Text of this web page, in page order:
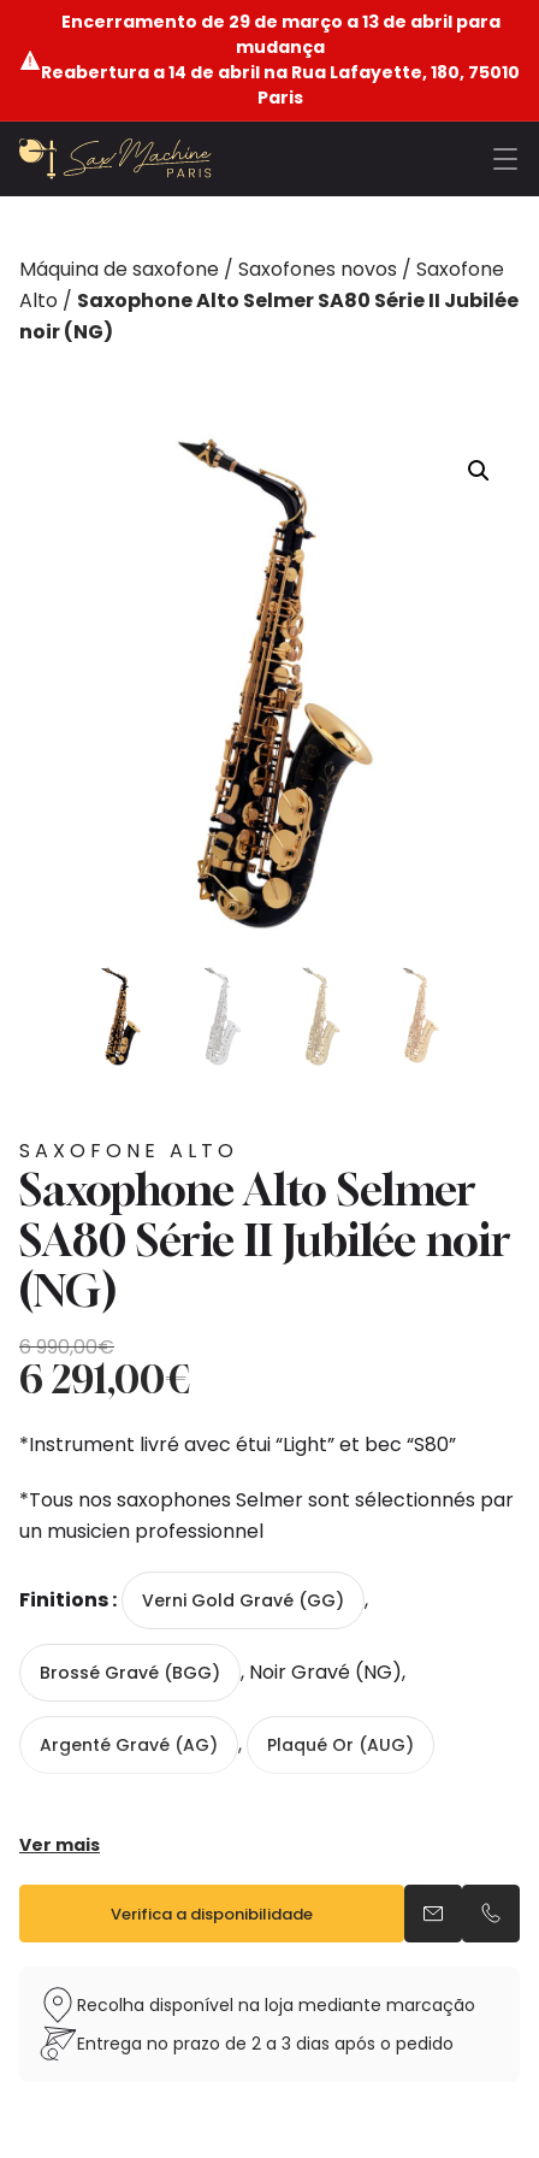
Encerramento de 29 de março a 13 de abril para
mudança
Reabertura a 14 de abril na Rua Lafayette, 180, 75010
Paris
Máquina de saxofone / Saxofones novos / Saxofone
Alto / Saxophone Alto Selmer SA80 Série II Jubilée
noir (NG)
SAXOFONE ALTO
Saxophone Alto Selmer
SA80 Série II Jubilée noir
(NG)
6 990,00€
O
preço
original
era:
990,00€.
6 291,00€
O
preço
atual
é:
291,00€.
*Instrument livré avec étui “Light” et bec “S80”
*Tous nos saxophones Selmer sont sélectionnés par
un musicien professionnel
Finitions : Verni Gold Gravé (GG) ,
Brossé Gravé (BGG) , Noir Gravé (NG),
Argenté Gravé (AG) , Plaqué Or (AUG)
Gravé
Support pouce main droite réglable en résine
Tampons cuir, résonateur métal
Ver mais
Verifica a disponibilidade Envia um e-
Recolha disponível na loja mediante marcação
Entrega no prazo de 2 a 3 dias após o pedido